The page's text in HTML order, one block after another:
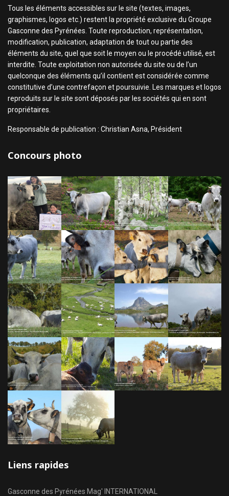
Tous les éléments accessibles sur le site (textes, images,
graphismes, logos etc.) restent la propriété exclusive du Groupe
Gasconne des Pyrénées. Toute reproduction, représentation,
modification, publication, adaptation de tout ou partie des
éléments du site, quel que soit le moyen ou le procédé utilisé, est
interdite. Toute exploitation non autorisée du site ou de l’un
quelconque des éléments qu’il contient est considérée comme
constitutive d’une contrefaçon et poursuivie. Les marques et logos
reproduits sur le site sont déposés par les sociétés qui en sont
propriétaires.
Responsable de publication : Christian Asna, Président
Concours photo
Liens rapides
Gasconne des Pyrénées Mag' INTERNATIONAL